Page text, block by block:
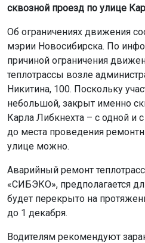
сквозной проезд по улице
Об ограничениях движения
мэрии Новосибирска. По
причиной ограничения
теплотрассы возле
Никитина, 100. Поскольку
небольшой, закрыт именно
Карла Либкнехта – с одной и
до места проведения
улице можно.
Аварийный ремонт
«СИБЭКО», предполагается
будет перекрыто на
до 1 декабря.
Водителям рекомендуют